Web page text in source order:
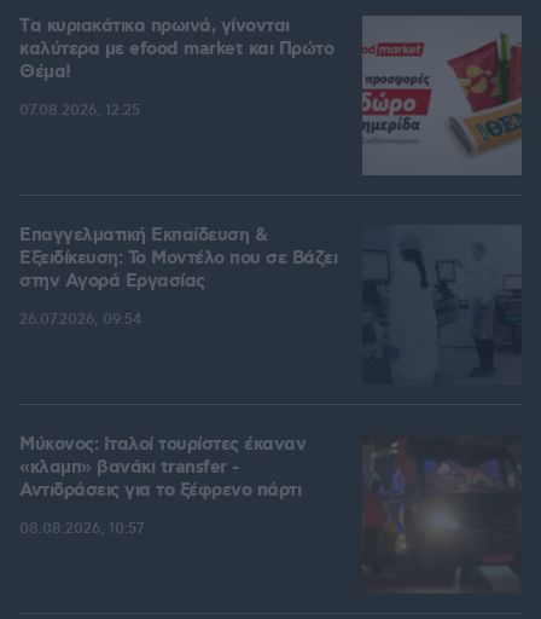
Tα κυριακάτικα πρωινά, γίνονται
καλύτερα με efood market και Πρώτο
Θέμα!
07.08.2026, 12:25
Επαγγελματική Εκπαίδευση &
Εξειδίκευση: Το Mοντέλο που σε Bάζει
στην Aγορά Eργασίας
26.07.2026, 09:54
Μύκονος: Ιταλοί τουρίστες έκαναν
«κλαμπ» βανάκι transfer -
Αντιδράσεις για το ξέφρενο πάρτι
08.08.2026, 10:57